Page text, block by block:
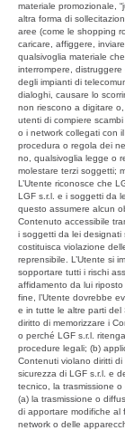
materiale promozionale,
altra forma di
aree (come le shopping
caricare, affiggere,
qualsivoglia materiale
interrompere,
degli impianti di
dialoghi, causare lo
non riescono a digitare
utenti di compiere
o i network collegati con
procedura o regola dei
no, qualsivoglia legge o
molestare terzi soggetti;
L’Utente riconosce che
LGF s.r.l. e i soggetti da
questo assumere alcun
Contenuto accessibile
i soggetti da lei designati
costituisca violazione
reprensibile. L’Utente si
sopportare tutti i rischi
affidamento da lui
fine, l’Utente dovrebbe
e in tutte le altre parti del
diritto di memorizzare i
o perché LGF s.r.l.
procedure legali; (b)
Contenuti violano diritti
sicurezza di LGF s.r.l. e
tecnico, la trasmissione
(a) la trasmissione o
di apportare modifiche al
network o delle